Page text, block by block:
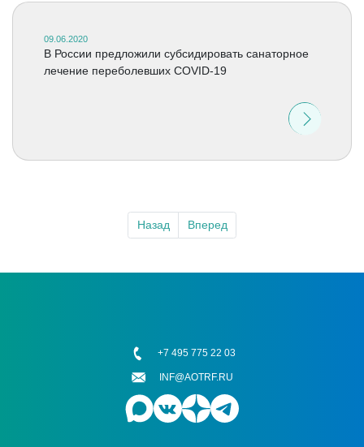
09.06.2020
В России предложили субсидировать санаторное
лечение переболевших COVID-19
Назад Вперед
+7 495 775 22 03
INF@AOTRF.RU